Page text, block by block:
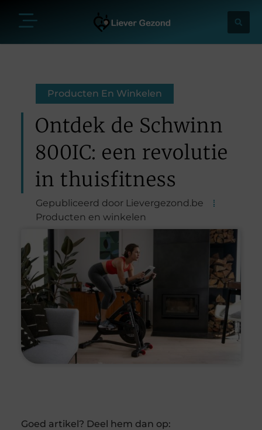
Producten En Winkelen
Ontdek de Schwinn
800IC: een revolutie
in thuisfitness
Gepubliceerd door Lievergezond.be
Producten en winkelen
Goed artikel? Deel hem dan op: